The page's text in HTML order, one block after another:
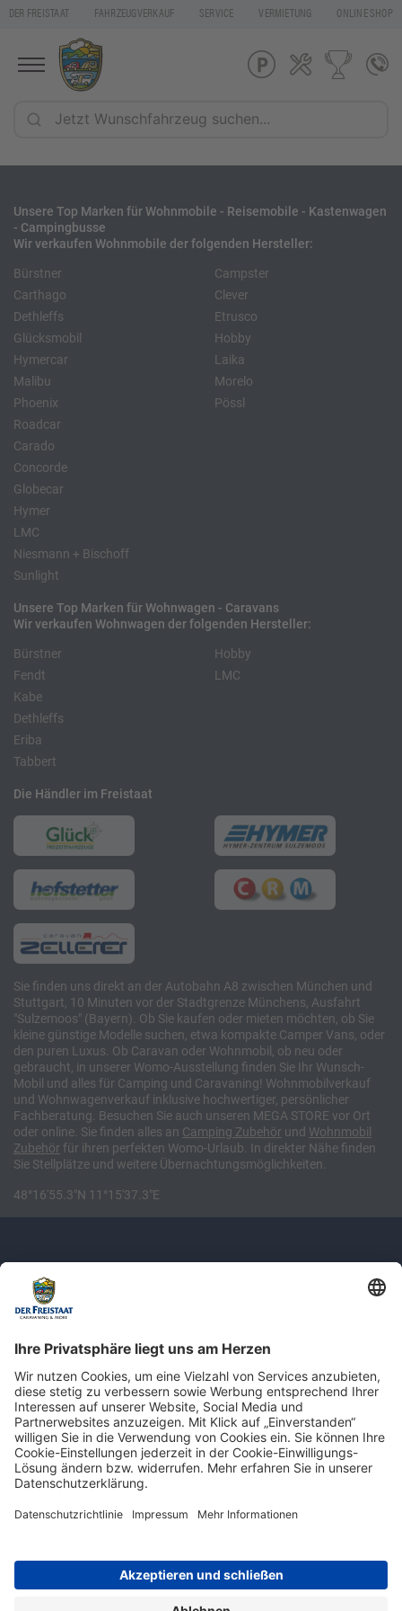
DER FREISTAAT FAHRZEUGVERKAUF SERVICE VERMIETUNG ONLINE SHOP
Unsere Top Marken für Wohnmobile - Reisemobile - Kastenwagen
- Campingbusse
Wir verkaufen Wohnmobile der folgenden Hersteller:
Bürstner
Carthago
Dethleffs
Glücksmobil
Hymercar
Malibu
Phoenix
Roadcar
Campster
Clever
Etrusco
Hobby
Laika
Morelo
Pössl
Carado
Concorde
Globecar
Hymer
LMC
Niesmann + Bischoff
Sunlight
Unsere Top Marken für Wohnwagen - Caravans
Wir verkaufen Wohnwagen der folgenden Hersteller:
Bürstner
Fendt
Kabe
Hobby
LMC
Dethleffs
Eriba
Tabbert
Die Händler im Freistaat
Sie finden uns direkt an der Autobahn A8 zwischen München und
Stuttgart, 10 Minuten vor der Stadtgrenze Münchens, Ausfahrt
"Sulzemoos" (Bayern). Ob Sie kaufen oder mieten möchten, ob Sie
kleine günstige Modelle suchen, etwa kompakte Camper Vans, oder
den puren Luxus. Ob Caravan oder Wohnmobil, ob neu oder
gebraucht, in unserer Womo-Ausstellung finden Sie Ihr Wunsch-
Mobil und alles für Camping und Caravaning! Wohnmobilverkauf
und Wohnwagenverkauf inklusive hochwertiger, persönlicher
Fachberatung. Besuchen Sie auch unseren MEGA STORE vor Ort
oder online. Sie finden alles an Camping Zubehör und Wohnmobil
Zubehör für ihren perfekten Womo-Urlaub. In direkter Nähe finden
Sie Stellplätze und weitere Übernachtungsmöglichkeiten.
48°16'55.3"N 11°15'37.3"E
Newsletter: Jetzt auf
shop.derfreistaat.de anmelden und
einen 5€ Gutschein für unseren Online-
Shop erhalten!*
Impressum Datenschutz Barrierefreiheit